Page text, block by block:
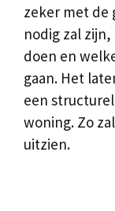
zeker met de
nodig zal
doen en
gaan. Het
een
woning. Zo
uitzien.